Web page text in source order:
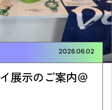
2026.06.02
展示のご案内＠